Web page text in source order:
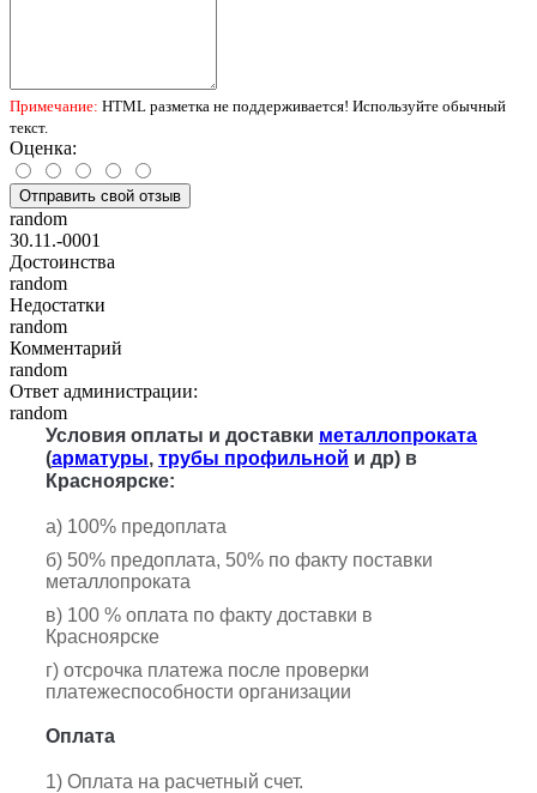
Примечание: HTML разметка не поддерживается! Используйте обычный
текст.
Оценка:
Отправить свой отзыв
random
30.11.-0001
Достоинства
random
Недостатки
random
Комментарий
random
Ответ администрации:
random
Условия оплаты и доставки металлопроката
(арматуры, трубы профильной и др) в
Красноярске:
а) 100% предоплата
б) 50% предоплата, 50% по факту поставки
металлопроката
в) 100 % оплата по факту доставки в
Красноярске
г) отсрочка платежа после проверки
платежеспособности организации
Оплата
1) Оплата на расчетный счет.